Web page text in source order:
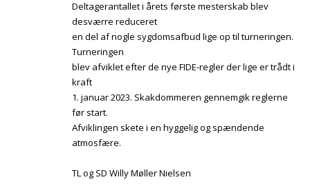
Deltagerantallet i årets første mesterskab blev
desværre reduceret
en del af nogle sygdomsafbud lige op til turneringen.
Turneringen
blev afviklet efter de nye FIDE-regler der lige er trådt i
kraft
1. januar 2023. Skakdommeren gennemgik reglerne
før start.
Afviklingen skete i en hyggelig og spændende
atmosfære.
TL og SD Willy Møller Nielsen